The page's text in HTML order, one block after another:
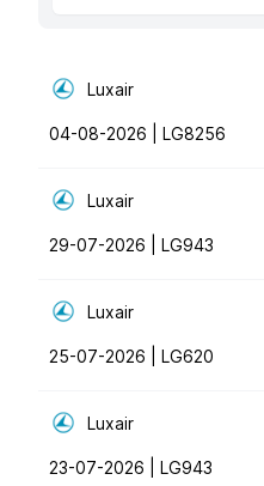
Luxair
04-08-2026 | LG8256
Luxair
29-07-2026 | LG943
Luxair
25-07-2026 | LG620
Luxair
23-07-2026 | LG943